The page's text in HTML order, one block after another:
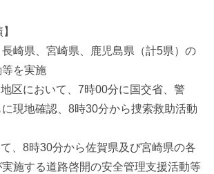
崎県、宮崎県、鹿児島県（計5県）の
を実施
区において、7時00分に国交省、警
現地確認、8時30分から捜索救助活動
、8時30分から佐賀県及び宮崎県の各
施する道路啓開の安全管理支援活動等